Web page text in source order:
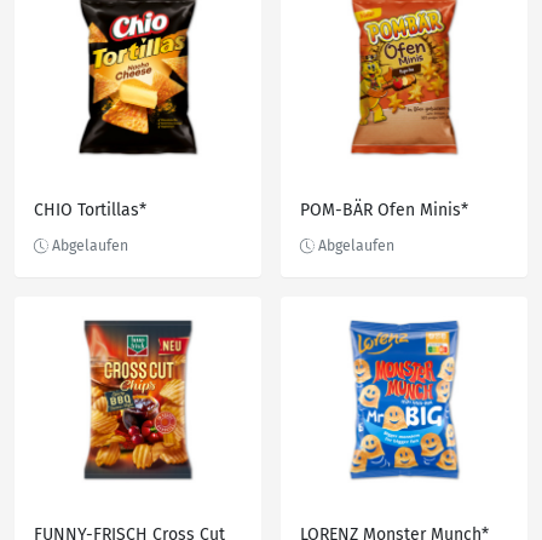
CHIO Tortillas* POM-BÄR Ofen Minis*
FUNNY-FRISCH Cross Cut LORENZ Monster Munch*